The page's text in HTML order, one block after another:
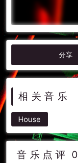
分享
相关音乐
House
音乐点评 0